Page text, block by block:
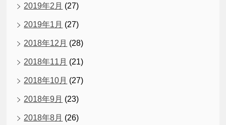
2019年2月 (27)
2019年1月 (27)
2018年12月 (28)
2018年11月 (21)
2018年10月 (27)
2018年9月 (23)
2018年8月 (26)